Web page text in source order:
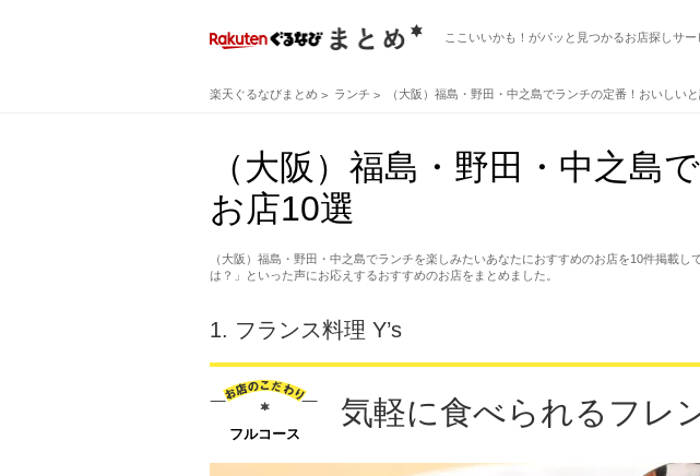
ここいいかも！がパッと見つかるお店探しサー
楽天ぐるなびまとめ ランチ （大阪）福島・野田・中之島でランチの定番！おいしい
（大阪）福島・野田・中之島
お店10選
（大阪）福島・野田・中之島でランチを楽しみたいあなたにおすすめのお店を10件掲載
は？」といった声にお応えするおすすめのお店をまとめました。
1. フランス料理 Y’s
フルコース
気軽に食べられるフレ